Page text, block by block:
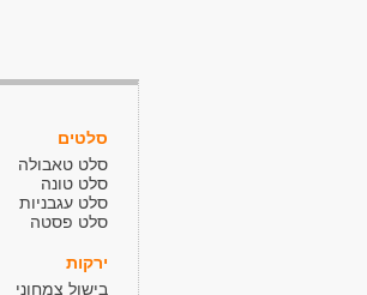
סלטים
סלט טאבולה
סלט טונה
סלט עגבניות
סלט פסטה
ירקות
בישול צמחוני